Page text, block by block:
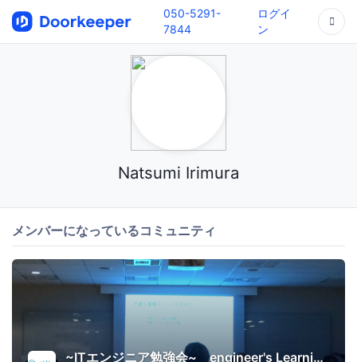
050-5291-
7844
ログイ
ン
Natsumi Irimura
メンバーになっているコミュニティ
~ITエンジニア勉強会~ engineer's Learning･Vesper